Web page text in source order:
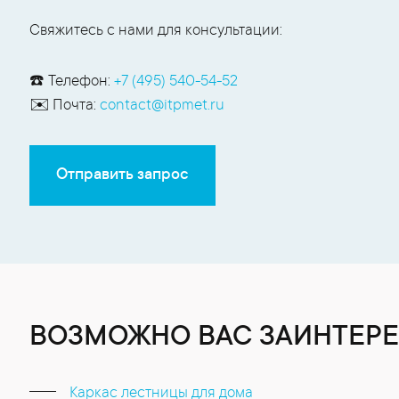
Свяжитесь с нами для консультации:
☎️ Телефон:+7 (495) 540-54-52
✉️ Почта:contact@itpmet.ru
Отправить запрос
ВОЗМОЖНО ВАС
Каркас лестницы для дома